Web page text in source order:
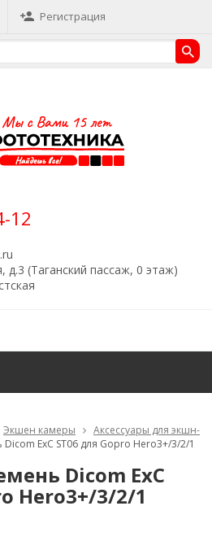
Регистрация
12
д.3 (Таганский пассаж, 0 этаж)
Экшен камеры
Аксессуары для экшн-
ExC ST06 для Gopro Hero3+/3/2/1
Dicom ExC
Hero3+/3/2/1